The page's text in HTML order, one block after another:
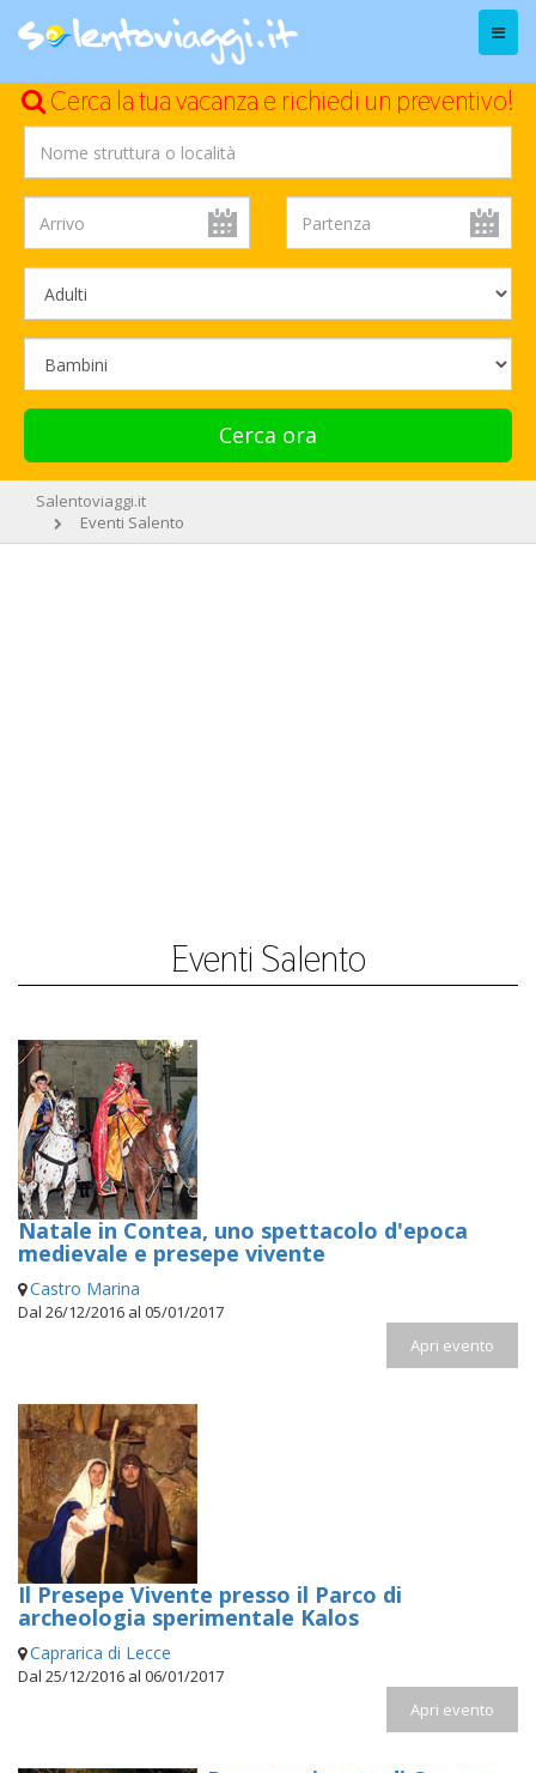
Menu
Cerca la tua vacanza e richiedi un preventivo!
Cerca ora
Salentoviaggi.it
Eventi Salento
Eventi Salento
Natale in Contea, uno spettacolo d'epoca
medievale e presepe vivente
Castro Marina
Dal 26/12/2016 al 05/01/2017
Apri evento
Il Presepe Vivente presso il Parco di
archeologia sperimentale Kalos
Caprarica di Lecce
Dal 25/12/2016 al 06/01/2017
Apri evento